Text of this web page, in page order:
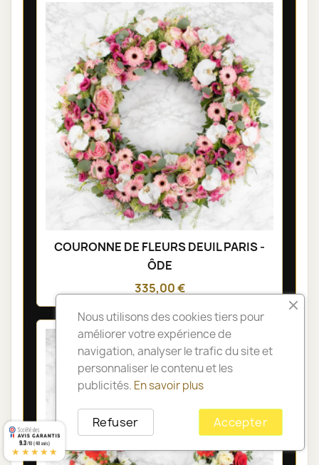
COURONNE DE FLEURS DEUIL PARIS -
ÔDE
335,00 €
Nous utilisons des cookies tiers pour
améliorer votre expérience de
navigation, analyser le trafic du site et
personnaliser le contenu et les
publicités. En savoir plus
Accepter
Refuser
9.3/10 (48 avis)
★★★★★